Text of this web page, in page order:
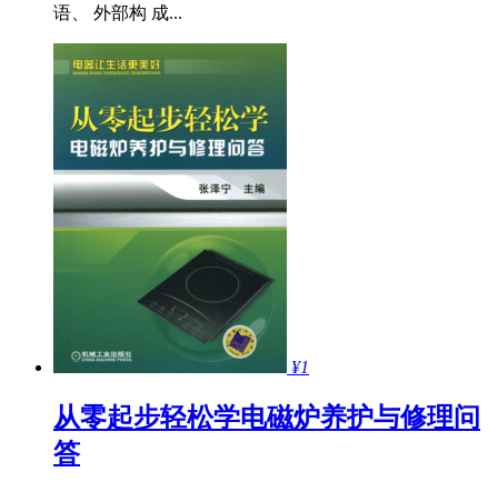
语、 外部构 成...
¥1
从零起步轻松学电磁炉养护与修理问
答